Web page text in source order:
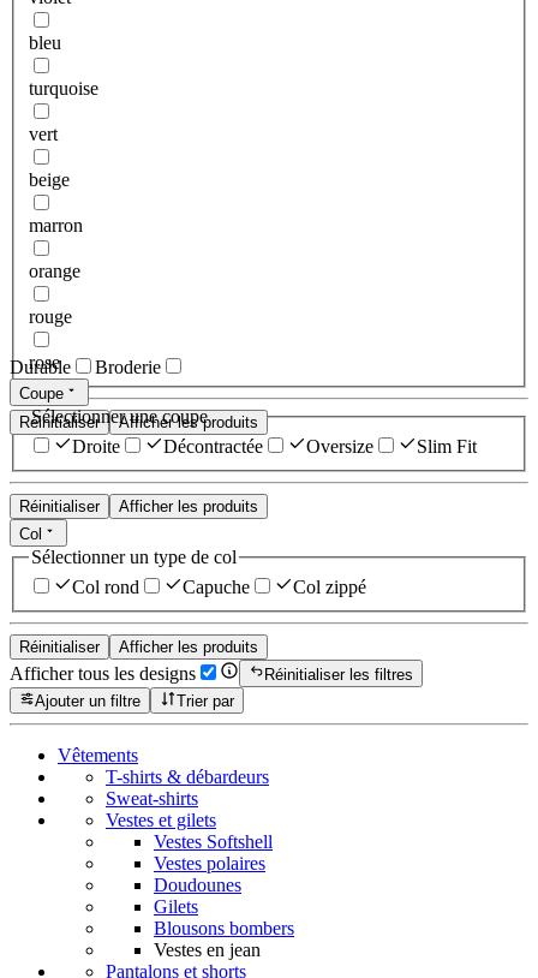
bleu
turquoise
vert
beige
marron
orange
rouge
rose
Réinitialiser Afficher les produits
Durable Broderie
Coupe
Sélectionner une coupe
Droite
Décontractée Oversize Slim Fit
Réinitialiser
Afficher les produits
Col
Sélectionner un type de col
Col rond
Capuche Col zippé
Réinitialiser Afficher les produits
Afficher tous les designs
Réinitialiser les filtres
Ajouter un filtre
Trier par
Vêtements
T-shirts & débardeurs
Sweat-shirts
Vestes et gilets
Vestes Softshell
Vestes polaires
Doudounes
Gilets
Blousons bombers
Vestes en jean
Pantalons et shorts